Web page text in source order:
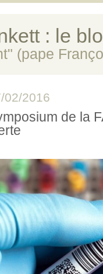
: le
(pape
02/2016
de la